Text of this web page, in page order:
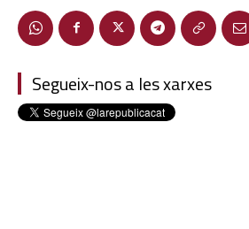
Segueix-nos a les xarxes